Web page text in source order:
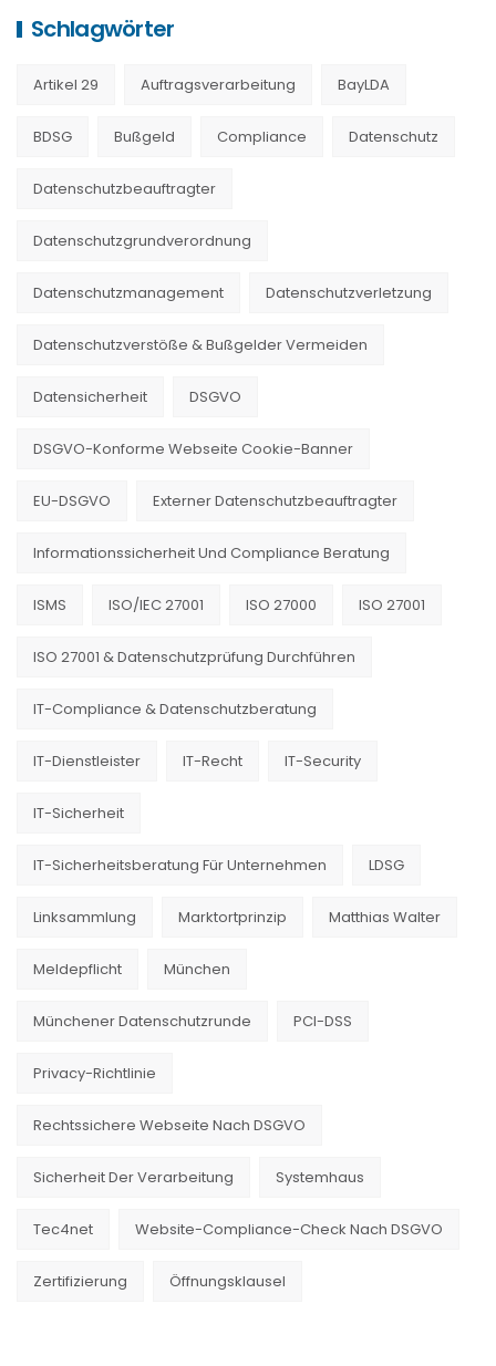
Schlagwörter
Artikel 29 Auftragsverarbeitung BayLDA
BDSG Bußgeld Compliance Datenschutz
Datenschutzbeauftragter
Datenschutzgrundverordnung
Datenschutzmanagement Datenschutzverletzung
Datenschutzverstöße & Bußgelder Vermeiden
Datensicherheit DSGVO
DSGVO-Konforme Webseite Cookie-Banner
EU-DSGVO Externer Datenschutzbeauftragter
Informationssicherheit Und Compliance Beratung
ISMS ISO/IEC 27001 ISO 27000 ISO 27001
ISO 27001 & Datenschutzprüfung Durchführen
IT-Compliance & Datenschutzberatung
IT-Dienstleister IT-Recht IT-Security
IT-Sicherheit
IT-Sicherheitsberatung Für Unternehmen LDSG
Linksammlung Marktortprinzip Matthias Walter
Meldepflicht München
Münchener Datenschutzrunde PCI-DSS
Privacy-Richtlinie
Rechtssichere Webseite Nach DSGVO
Sicherheit Der Verarbeitung Systemhaus
Tec4net Website-Compliance-Check Nach DSGVO
Zertifizierung Öffnungsklausel